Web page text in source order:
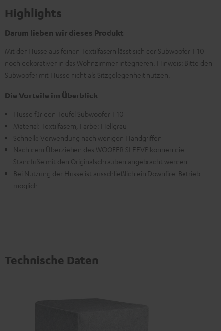
Highlights
Darum lieben wir dieses Produkt
Mit der Husse aus feinen Textilfasern lässt sich der Subwoofer T 10
noch dekorativer in das Wohnzimmer integrieren. Hinweis: Bitte den
Subwoofer mit Husse nicht als Sitzgelegenheit nutzen.
Die Vorteile im Überblick
Husse für den Teufel Subwoofer T 10
Material: Textilfasern, Farbe: Hellgrau
Schnelle Verwendung nach wenigen Handgriffen
Nach dem Überziehen des WOOFER SLEEVE können die
Standfüße mit den Originalschrauben angebracht werden
Bei Nutzung der Husse ist ausschließlich ein Downfire-Betrieb
möglich
Technische Daten